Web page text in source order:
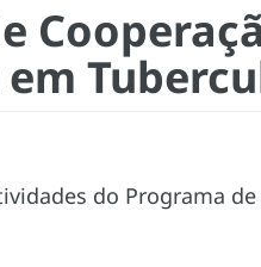
do Programa